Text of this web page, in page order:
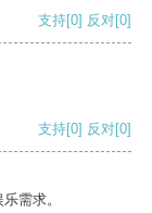
支持[0] 反对[0]
支持[0] 反对[0]
需求。